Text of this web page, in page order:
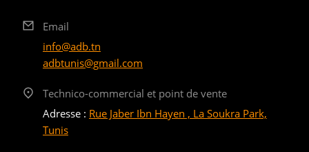
Email
info@adb.tn
adbtunis@gmail.com
Technico-commercial et point de vente
Adresse : Rue Jaber Ibn Hayen , La Soukra Park,
Tunis